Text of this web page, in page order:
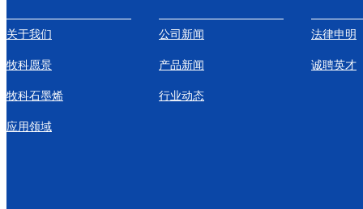
关于我们
牧科愿景
牧科石墨烯
应用领域
公司新闻
产品新闻
行业动态
法律申明
诚聘英才